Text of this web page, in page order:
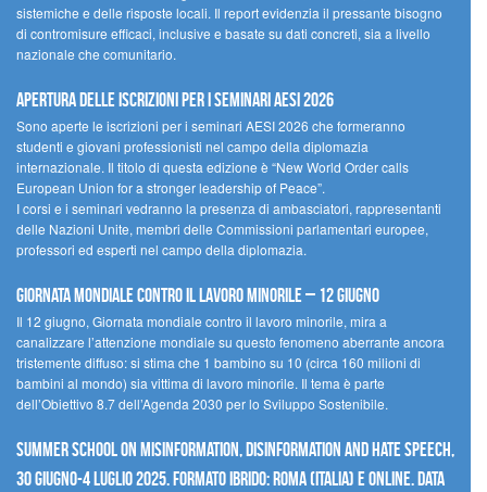
sistemiche e delle risposte locali. Il report evidenzia il pressante bisogno
di contromisure efficaci, inclusive e basate su dati concreti, sia a livello
nazionale che comunitario.
Apertura delle iscrizioni per i seminari AESI 2026
Sono aperte le iscrizioni per i seminari AESI 2026 che formeranno
studenti e giovani professionisti nel campo della diplomazia
internazionale. Il titolo di questa edizione è “New World Order calls
European Union for a stronger leadership of Peace”.
I corsi e i seminari vedranno la presenza di ambasciatori, rappresentanti
delle Nazioni Unite, membri delle Commissioni parlamentari europee,
professori ed esperti nel campo della diplomazia.
Giornata mondiale contro il lavoro minorile – 12 giugno
Il 12 giugno, Giornata mondiale contro il lavoro minorile, mira a
canalizzare l’attenzione mondiale su questo fenomeno aberrante ancora
tristemente diffuso: si stima che 1 bambino su 10 (circa 160 milioni di
bambini al mondo) sia vittima di lavoro minorile. Il tema è parte
dell’Obiettivo 8.7 dell’Agenda 2030 per lo Sviluppo Sostenibile.
Summer School on Misinformation, Disinformation and Hate Speech,
30 giugno-4 luglio 2025. Formato ibrido: Roma (Italia) e online. Data